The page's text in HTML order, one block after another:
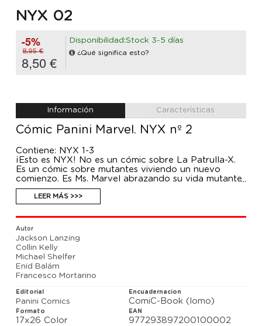
NYX 02
-5%
8,95 €
8,50 €
Disponibilidad:Stock 3-5 días
¿Qué significa esto?
Información Características
Cómic Panini Marvel. NYX nº 2
Contiene: NYX 1-3
¡Esto es NYX! No es un cómic sobre La Patrulla-X.
Es un cómic sobre mutantes viviendo un nuevo
comienzo. Es Ms. Marvel abrazando su vida mutante
en el Lower East Side de Nueva York. Es Camaleón
tratando de mantener la cabeza fuera del agua. Es
Lobezna en las sombras, tratando de protegerse a
ella misma. Es Prodigio escribiendo la historia según
ocurre. Es Sophie Cuco encontrando su camino. Esto
es la comunidad mutante. Esto es orgullo mutante.
Esto es NYX.
LEER MÁS >>>
Autor
Jackson Lanzing
Collin Kelly
Michael Shelfer
Enid Balám
Francesco Mortarino
Editorial
Panini Comics
Encuadernacion
ComiC-Book (lomo)
Formato
17x26 Color
EAN
977293897200100002